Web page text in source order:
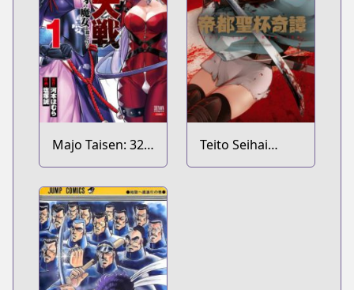
Majo Taisen: 32-
nin no Isai no
Majo wa
Koroshiau
Teito Seihai
Kitan: Fate/type